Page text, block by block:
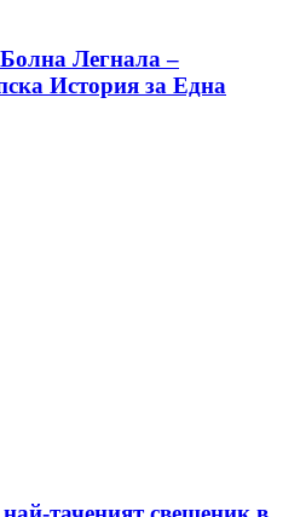
Легнала –
История за Една